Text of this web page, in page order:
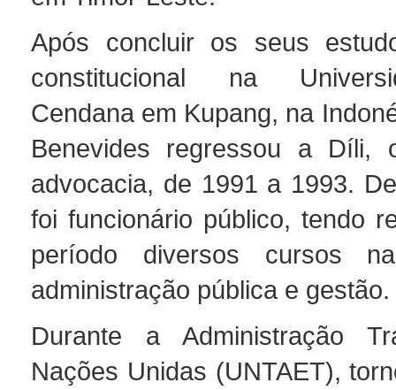
Após concluir os seus
constitucional na
Cendana em Kupang, na
Benevides regressou a Díli,
advocacia, de 1991 a 1993.
foi funcionário público, tendo
período diversos cursos
administração pública e gestão.
Durante a Administração
Nações Unidas (UNTAET),